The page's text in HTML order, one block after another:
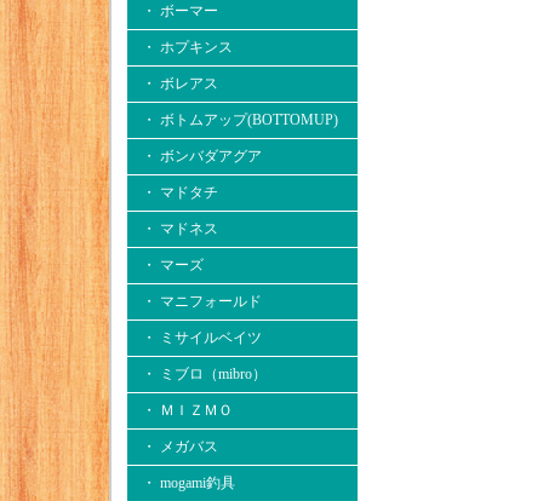
・ ボーマー
・ ホプキンス
・ ボレアス
・ ボトムアップ(BOTTOMUP)
・ ボンバダアグア
・ マドタチ
・ マドネス
・ マーズ
・ マニフォールド
・ ミサイルベイツ
・ ミブロ（mibro）
・ ＭＩＺＭＯ
・ メガバス
・ mogami釣具